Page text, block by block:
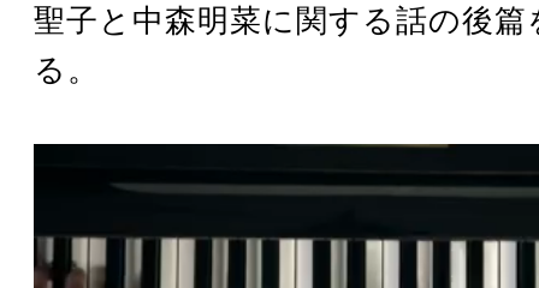
聖子と中森明菜に関する話の後篇
る。